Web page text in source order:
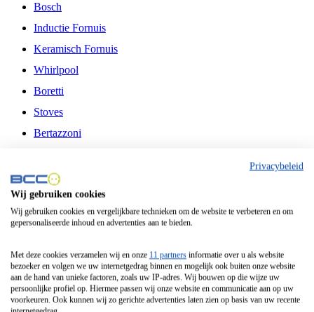
Bosch
Inductie Fornuis
Keramisch Fornuis
Whirlpool
Boretti
Stoves
Bertazzoni
Fitelli
Airfryer
Frituurpan
Contactgrill
Broodbakmachine
Broodrooster
Privacybeleid
Wij gebruiken cookies
Wij gebruiken cookies en vergelijkbare technieken om de website te verbeteren en om
gepersonaliseerde inhoud en advertenties aan te bieden.
Met deze cookies verzamelen wij en onze 11 partners informatie over u als website
bezoeker en volgen we uw internetgedrag binnen en mogelijk ook buiten onze website
aan de hand van unieke factoren, zoals uw IP-adres. Wij bouwen op die wijze uw
persoonlijke profiel op. Hiermee passen wij onze website en communicatie aan op uw
voorkeuren. Ook kunnen wij zo gerichte advertenties laten zien op basis van uw recente